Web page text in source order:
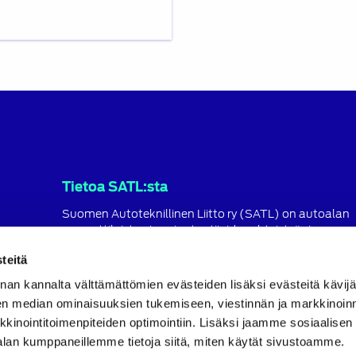
kannalta välttämättömien evästeiden lisäksi evästeitä
median ominaisuuksien tukemiseen, viestinnän ja
optimointiin. Lisäksi jaamme sosiaalisen
kumppaneillemme tietoja siitä, miten käytät sivustoamme.
Tietoa SATL:sta
Suomen Autoteknillinen Liitto ry (SATL) on autoalan
ammattilaisten ja asiantuntijoiden yhteistyö- ja
tavoitteena on ylläpitää ja kehittää koko autoalan
ja ammattitaitoa.
Lue lisää